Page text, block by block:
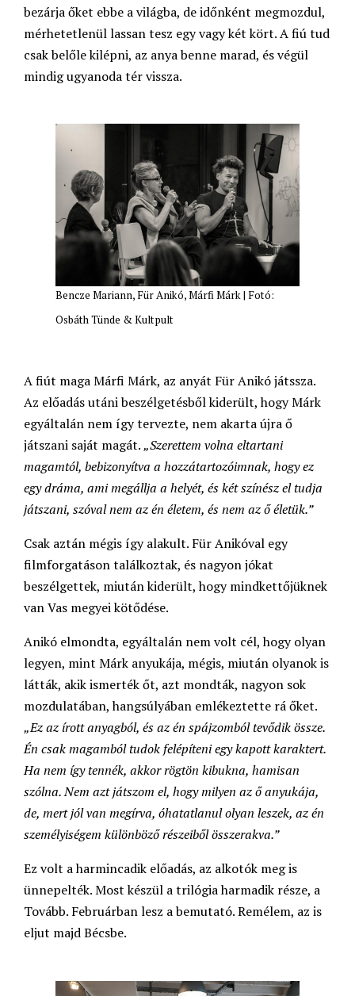
bezárja őket ebbe a világba, de időnként megmozdul,
mérhetetlenül lassan tesz egy vagy két kört. A fiú tud
csak belőle kilépni, az anya benne marad, és végül
mindig ugyanoda tér vissza.
Bencze Mariann, Für Anikó, Márfi Márk | Fotó:
Osbáth Tünde & Kultpult
A fiút maga Márfi Márk, az anyát Für Anikó játssza.
Az előadás utáni beszélgetésből kiderült, hogy Márk
egyáltalán nem így tervezte, nem akarta újra ő
játszani saját magát.„Szerettem volna eltartani
magamtól, bebizonyítva a hozzátartozóimnak, hogy ez
egy dráma, ami megállja a helyét, és két színész el tudja
játszani, szóval nem az én életem, és nem az ő életük.”
Csak aztán mégis így alakult. Für Anikóval egy
filmforgatáson találkoztak, és nagyon jókat
beszélgettek, miután kiderült, hogy mindkettőjüknek
van Vas megyei kötődése.
Anikó elmondta, egyáltalán nem volt cél, hogy olyan
legyen, mint Márk anyukája, mégis, miután olyanok is
látták, akik ismerték őt, azt mondták, nagyon sok
mozdulatában, hangsúlyában emlékeztette rá őket.
„Ez az írott anyagból, és az én spájzomból tevődik össze.
Én csak magamból tudok felépíteni egy kapott karaktert.
Ha nem így tennék, akkor rögtön kibukna, hamisan
szólna. Nem azt játszom el, hogy milyen az ő anyukája,
de, mert jól van megírva, óhatatlanul olyan leszek, az én
személyiségem különböző részeiből összerakva.”
Ez volt a harmincadik előadás, az alkotók meg is
ünnepelték. Most készül a trilógia harmadik része, a
Tovább. Februárban lesz a bemutató. Remélem, az is
eljut majd Bécsbe.